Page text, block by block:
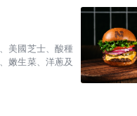
美國芝士、酸種
嫩生菜、洋蔥及